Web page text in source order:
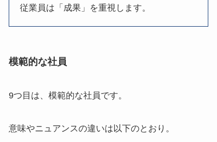
従業員は「成果」を重視します。
模範的な社員
9つ目は、模範的な社員です。
意味やニュアンスの違いは以下のとおり。